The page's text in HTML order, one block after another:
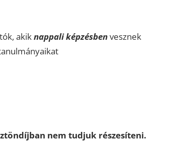
akiknappali képzésbenvesznek
nem tudjuk részesíteni.